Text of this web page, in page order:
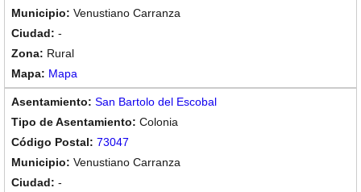
Venustiano Carranza
-
Rural
Mapa
San Bartolo del Escobal
Colonia
73047
Venustiano Carranza
-